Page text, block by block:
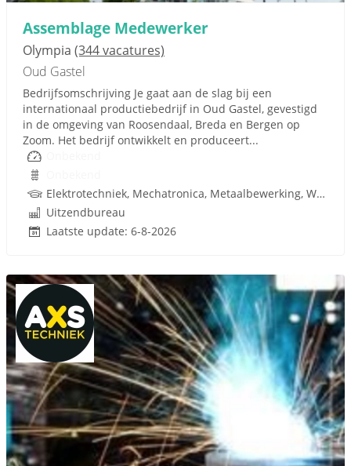
Assemblage Medewerker
Olympia (344 vacatures)
Oud Gastel
Bedrijfsomschrijving Je gaat aan de slag bij een
internationaal productiebedrijf in Oud Gastel, gevestigd
in de omgeving van Roosendaal, Breda en Bergen op
Zoom. Het bedrijf ontwikkelt en produceert...
Elektrotechniek, Mechatronica, Metaalbewerking, Werktuigbouwkunde, Techniek
Uitzendbureau
Laatste update: 6-8-2026